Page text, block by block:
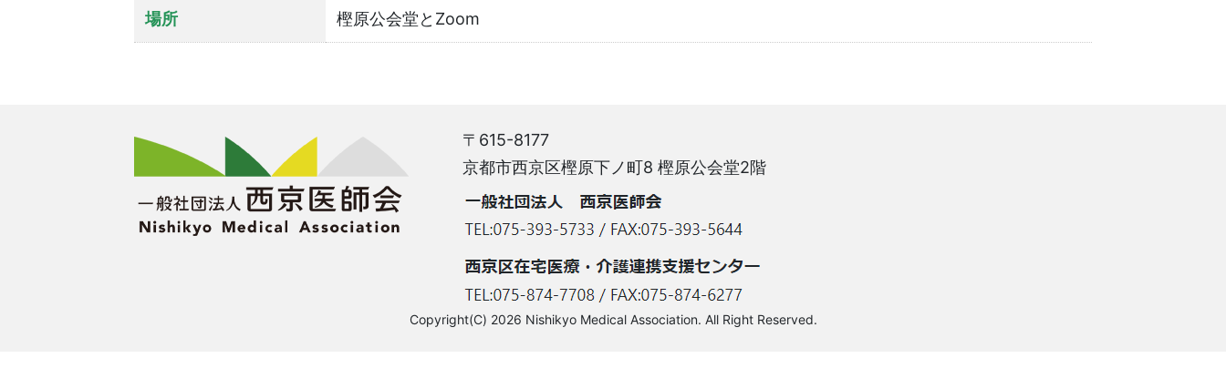
場所 樫原公会堂とZoom
〒615-8177
京都市西京区樫原下ノ町8 樫原公会堂2階
Copyright(C) 2026 Nishikyo Medical Association. All Right Reserved.